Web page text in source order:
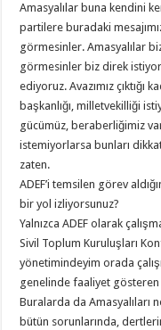
Amasyalılar buna kendini
partilere buradaki
görmesinler. Amasyalılar
görmesinler biz direk
ediyoruz. Avazımız çıktığı
başkanlığı, milletvekilliği
gücümüz, beraberliğimiz
istemiyorlarsa bunları
zaten.
ADEF’i temsilen görev
bir yol izliyorsunuz?
Yalnızca ADEF olarak
Sivil Toplum Kuruluşları
yönetimindeyim orada
genelinde faaliyet
Buralarda da Amasyalıları
bütün sorunlarında,